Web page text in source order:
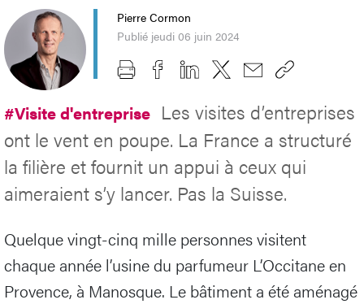
Pierre Cormon
Publié jeudi 06 juin 2024
#Visite d'entreprise Les visites d’entreprises
ont le vent en poupe. La France a structuré
la filière et fournit un appui à ceux qui
aimeraient s’y lancer. Pas la Suisse.
Quelque vingt-cinq mille personnes visitent
chaque année l’usine du parfumeur L’Occitane en
Provence, à Manosque. Le bâtiment a été aménagé